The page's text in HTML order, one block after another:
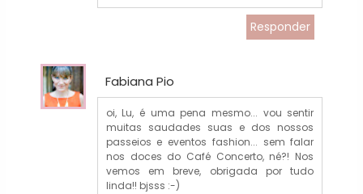
Responder
Fabiana Pio
oi, Lu, é uma pena mesmo... vou sentir
muitas saudades suas e dos nossos
passeios e eventos fashion... sem falar
nos doces do Café Concerto, né?! Nos
vemos em breve, obrigada por tudo
linda!! bjsss :-)